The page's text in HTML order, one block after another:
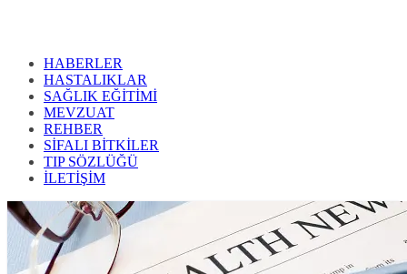
HABERLER
HASTALIKLAR
SAĞLIK EĞİTİMİ
MEVZUAT
REHBER
SİFALI BİTKİLER
TIP SÖZLÜĞÜ
İLETİŞİM